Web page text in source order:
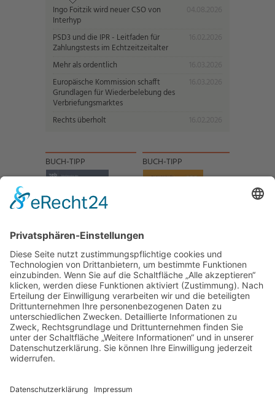
Ingo Foitzik wird neuer CSO von
Interhyp
PSD3 und die IPR - Leitfaden für
Zahlungstests im Echtzeitzeitalter
Mehr als ordentlich
Europäische Kommission schafft
Grundlagen für Wiederbelebung des
Verbriefungsmarktes
Rechts überholt
BUCH-TIPP BUCH-TIPP
NACH OBEN